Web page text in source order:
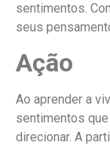
sentimentos.
seus
Ação
Ao aprender a
sentimentos
direcionar. A